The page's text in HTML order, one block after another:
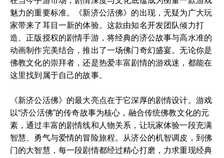
魅力的重要标准。《新济公活佛》的出现，无疑为广大玩
家带来了耳目一新的体验。这款由知名开发团队倾力打
造、正版授权的剧情手游，将经典的济公故事与高水准的
动画制作完美结合，推出了一场佛门奇幻盛宴。无论你是
佛教文化的崇拜者，还是热爱丰富剧情的游戏迷，都能在
这里找到属于自己的故事。
《新济公活佛》的最大亮点在于它深厚的剧情设计。游戏
以“济公活佛”的传奇故事为核心，融合传统佛教文化的元
素，通过丰富的剧情线和人物关系，让玩家体验一段充满
智慧、勇气与爱情的冒险旅程。从济公的机智调皮，到佛
门的大智慧，每一段剧情都经过精心打磨，力求重现经典